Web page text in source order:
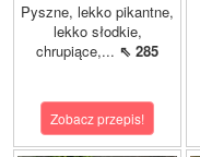
Pyszne, lekko pikantne,
lekko słodkie,
chrupiące,... ⇖ 285
Zobacz przepis!